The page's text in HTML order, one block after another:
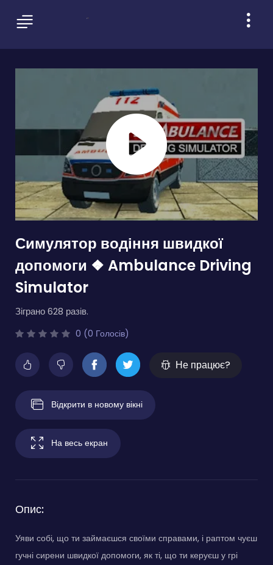
Симулятор водіння швидкої
допомоги ❖ Ambulance Driving
Simulator
Зіграно 628 разів.
0 (0 Голосів)
Не працює?
Відкрити в новому вікні
На весь екран
Опис:
Уяви собі, що ти займаєшся своїми справами, і раптом чуєш
гучні сирени швидкої допомоги, як ті, що ти керуєш у грі